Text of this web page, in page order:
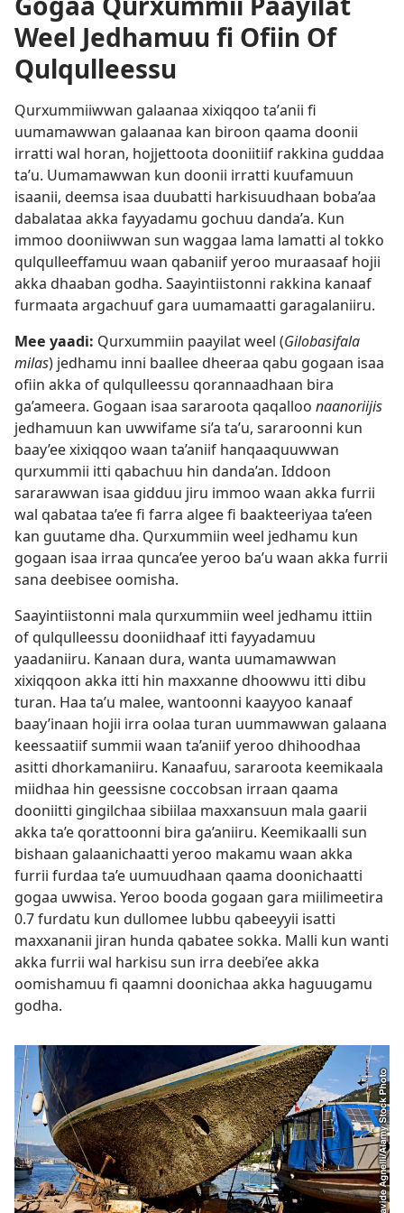
Weel Jedhamuu fi Ofiin Of
Qulqulleessu
Qurxummiiwwan galaanaa xixiqqoo taʼanii fi
uumamawwan galaanaa kan biroon qaama doonii
irratti wal horan, hojjettoota dooniitiif rakkina guddaa
taʼu. Uumamawwan kun doonii irratti kuufamuun
isaanii, deemsa isaa duubatti harkisuudhaan boba’aa
dabalataa akka fayyadamu gochuu danda’a. Kun
immoo dooniiwwan sun waggaa lama lamatti al tokko
qulqulleeffamuu waan qabaniif yeroo muraasaaf hojii
akka dhaaban godha. Saayintiistonni rakkina kanaaf
furmaata argachuuf gara uumamaatti garagalaniiru.
Mee yaadi: Qurxummiin paayilat weel (Gilobasifala
milas) jedhamu inni baallee dheeraa qabu gogaan isaa
ofiin akka of qulqulleessu qorannaadhaan bira
ga’ameera. Gogaan isaa sararoota qaqalloo naanoriijis
jedhamuun kan uwwifame si’a ta’u, sararoonni kun
baay’ee xixiqqoo waan ta’aniif hanqaaquuwwan
qurxummii itti qabachuu hin danda’an. Iddoon
sararawwan isaa gidduu jiru immoo waan akka furrii
wal qabataa ta’ee fi farra algee fi baakteeriyaa ta’een
kan guutame dha. Qurxummiin weel jedhamu kun
gogaan isaa irraa qunca’ee yeroo baʼu waan akka furrii
sana deebisee oomisha.
Saayintiistonni mala qurxummiin weel jedhamu ittiin
of qulqulleessu dooniidhaaf itti fayyadamuu
yaadaniiru. Kanaan dura, wanta uumamawwan
xixiqqoon akka itti hin maxxanne dhoowwu itti dibu
turan. Haa ta’u malee, wantoonni kaayyoo kanaaf
baay’inaan hojii irra oolaa turan uummawwan galaana
keessaatiif summii waan ta’aniif yeroo dhihoodhaa
asitti dhorkamaniiru. Kanaafuu, sararoota keemikaala
miidhaa hin geessisne coccobsan irraan qaama
dooniitti gingilchaa sibiilaa maxxansuun mala gaarii
akka ta’e qorattoonni bira ga’aniiru. Keemikaalli sun
bishaan galaanichaatti yeroo makamu waan akka
furrii furdaa ta’e uumuudhaan qaama doonichaatti
gogaa uwwisa. Yeroo booda gogaan gara miilimeetira
0.7 furdatu kun dullomee lubbu qabeeyyii isatti
maxxananii jiran hunda qabatee sokka. Malli kun wanti
akka furrii wal harkisu sun irra deebi’ee akka
oomishamuu fi qaamni doonichaa akka haguugamu
godha.